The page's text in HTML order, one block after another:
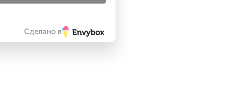
Сделано в